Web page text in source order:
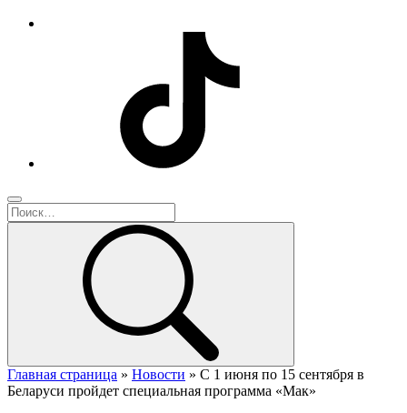
Главная страница » Новости » С 1 июня по 15 сентября в
Беларуси пройдет специальная программа «Мак»